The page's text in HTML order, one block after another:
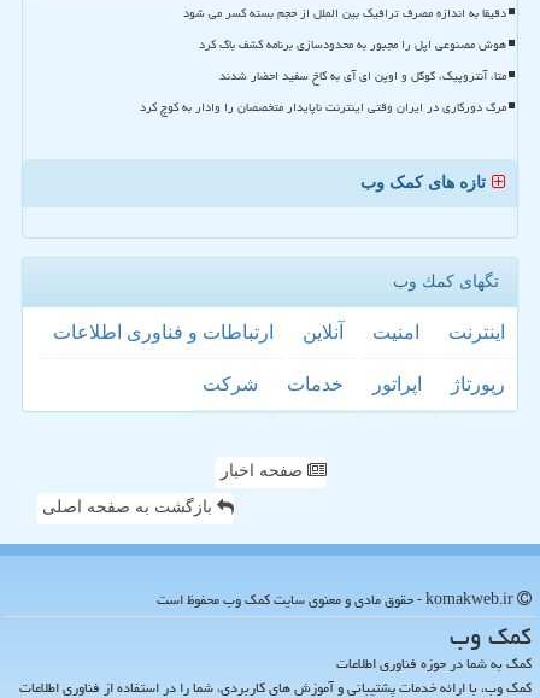
دقیقا به اندازه مصرف ترافیک بین الملل از حجم بسته کسر می شود
هوش مصنوعی اپل را مجبور به محدودسازی برنامه کشف باگ کرد
متا، آنتروپیک، گوگل و اوپن ای آی به کاخ سفید احضار شدند
مرگ دورکاری در ایران وقتی اینترنت ناپایدار متخصصان را وادار به کوچ کرد
تازه های کمک وب
تگهای كمك وب
اینترنت امنیت آنلاین ارتباطات و فناوری اطلاعات
رپورتاژ اپراتور خدمات شركت
صفحه اخبار
بازگشت به صفحه اصلی
كمك وب
کمک به شما در حوزه فناوری اطلاعات
کمک وب، با ارائه خدمات پشتیبانی و آموزش های کاربردی، شما را در استفاده از فناوری اطلاعات